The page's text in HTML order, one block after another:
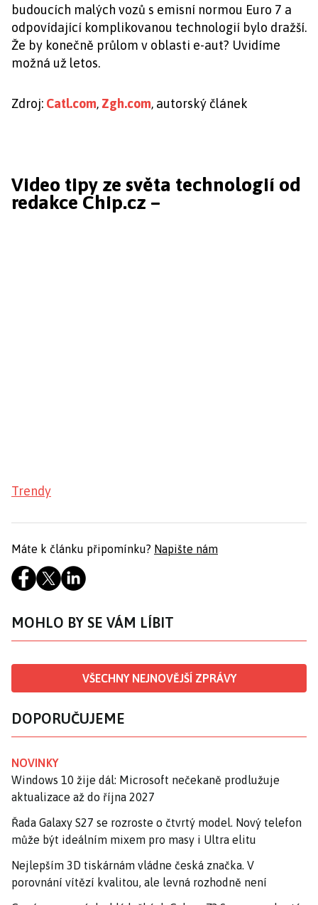
budoucích malých vozů s emisní normou Euro 7 a
odpovídající komplikovanou technologií bylo dražší.
Že by konečně průlom v oblasti e-aut? Uvidíme
možná už letos.
Zdroj: Catl.com,Zgh.com, autorský článek
Video tipy ze světa technologií od
redakce Chip.cz –
Trendy
Máte k článku připomínku? Napište nám
MOHLO BY SE VÁM LÍBIT
VŠECHNY NEJNOVĚJŠÍ ZPRÁVY
DOPORUČUJEME
NOVINKY
Windows 10 žije dál: Microsoft nečekaně prodlužuje
aktualizace až do října 2027
Řada Galaxy S27 se rozroste o čtvrtý model. Nový telefon
může být ideálním mixem pro masy i Ultra elitu
Nejlepším 3D tiskárnám vládne česká značka. V
porovnání vítězí kvalitou, ale levná rozhodně není